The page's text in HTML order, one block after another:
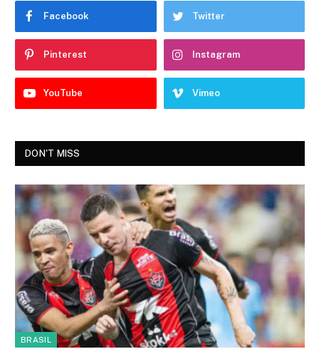
Facebook Twitter
Pinterest Instagram
YouTube Vimeo
DON'T MISS
BRASIL